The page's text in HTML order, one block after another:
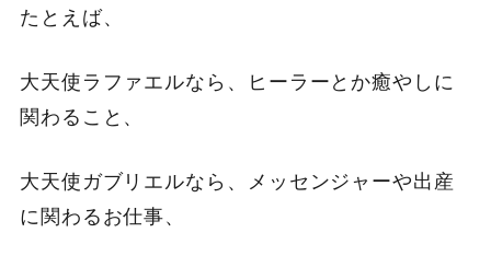
たとえば、
大天使ラファエルなら、ヒーラーとか癒やしに
関わること、
大天使ガブリエルなら、メッセンジャーや出産
に関わるお仕事、